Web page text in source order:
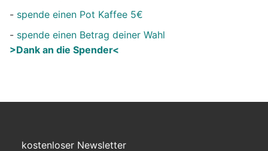
- spende einen Pot Kaffee 5€
- spende einen Betrag deiner Wahl
>Dank an die Spender<
kostenloser Newsletter